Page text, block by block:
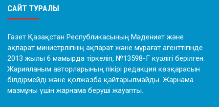
САЙТ ТУРАЛЫ
Газет Қазақстан Республикасының Мәдениет және
ақпарат министрлігінің ақпарат және мұрағат агенттігінде
2013 жылы 6 мамырда тіркеліп, №13598-Г куәлігі берілген.
Жарияланым авторларының пікірі редакция көзқарасын
білдірмейді және қолжазба қайтарылмайды. Жарнама
мазмұны үшін жарнама беруші жауапты.